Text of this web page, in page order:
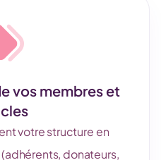
vos membres et
votre structure en
donateurs,